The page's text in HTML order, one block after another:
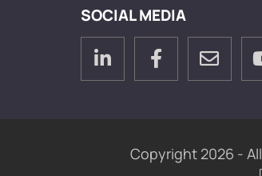
SOCIAL MEDIA
Copyright 2026 -